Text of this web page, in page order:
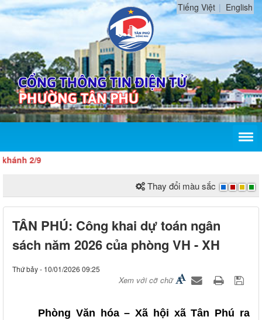
Tiếng Việt English
2/9
Thay đổi màu sắc
TÂN PHÚ: Công khai dự toán ngân
sách năm 2026 của phòng VH - XH
Thứ bảy - 10/01/2026 09:25
Xem với cỡ chữ
Phòng Văn hóa – Xã hội xã Tân Phú ra